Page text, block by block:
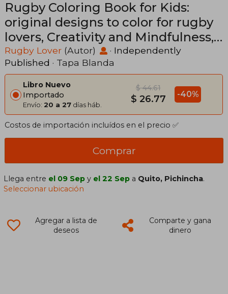
Rugby Coloring Book for Kids:
original designs to color for rugby
lovers, Creativity and Mindfulness,
american Football Fans, rugby
funs, Helmets, U (en Inglés)
Rugby Lover (Autor) · Independently
Published · Tapa Blanda
Libro Nuevo
Importado
Envío: 20 a 27 días háb.
$ 44.61
$ 26.77 -40%
Costos de importación incluídos en el precio ✅
Comprar
Llega entre el 09 Sep y el 22 Sep a Quito, Pichincha.
Seleccionar ubicación
Agregar a lista de
deseos
Comparte y gana
dinero